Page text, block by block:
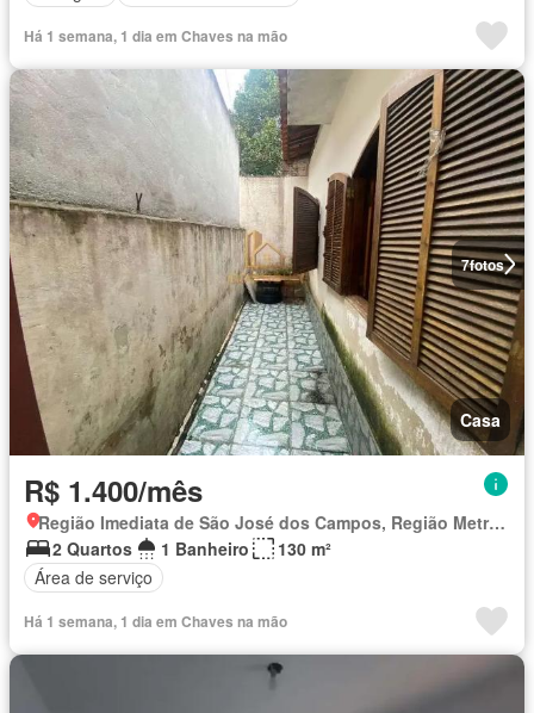
Há 1 semana, 1 dia em Chaves na mão
7fotos
Casa
R$ 1.400/mês
Região Imediata de São José dos Campos, Região Metropolitana do Vale do Paraíba e Litoral Norte
2 Quartos
1 Banheiro
130 m²
Área de serviço
Há 1 semana, 1 dia em Chaves na mão